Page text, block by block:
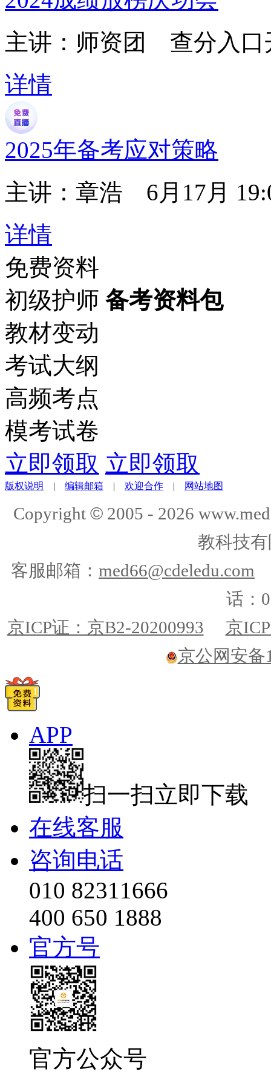
主讲：师资团 查分入
详情
2025年备考应对策略
主讲：章浩 6月17月
详情
免费资料
初级护师 备考资料包
教材变动
考试大纲
高频考点
模考试卷
立即领取 立即领取
版权说明 | 编辑邮箱 | 欢迎合作 | 网站地图
Copyright ©2005 - 2026
教科技
客服邮箱： med66@cdeledu.com
话：
京ICP证：京B2-20200993
京
京公网安备
APP
扫一扫立即下载
在线客服
咨询电话
010 82311666
400 650 1888
官方号
官方公众号